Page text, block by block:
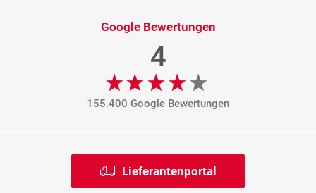
Google Bewertungen
4
155.400 Google Bewertungen
Lieferantenportal